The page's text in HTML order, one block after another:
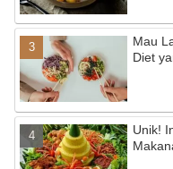
Mau
Diet
Unik!